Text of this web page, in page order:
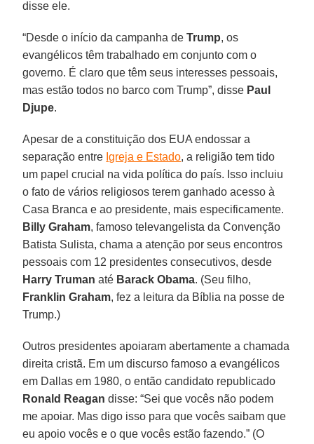
disse ele.
“Desde o início da campanha deTrump, os
evangélicos têm trabalhado em conjunto com o
governo. É claro que têm seus interesses pessoais,
mas estão todos no barco com Trump”, disse Paul
Djupe.
Apesar de a constituição dos EUA endossar a
separação entre Igreja e Estado, a religião tem tido
um papel crucial na vida política do país. Isso incluiu
o fato de vários religiosos terem ganhado acesso à
Casa Branca e ao presidente, mais especificamente.
Billy Graham, famoso televangelista da Convenção
Batista Sulista, chama a atenção por seus encontros
pessoais com 12 presidentes consecutivos, desde
Harry Truman até Barack Obama. (Seu filho,
Franklin Graham, fez a leitura da Bíblia na posse de
Trump.)
Outros presidentes apoiaram abertamente a chamada
direita cristã. Em um discurso famoso a evangélicos
em Dallas em 1980, o então candidato republicado
Ronald Reagan disse: “Sei que vocês não podem
me apoiar. Mas digo isso para que vocês saibam que
eu apoio vocês e o que vocês estão fazendo.” (O